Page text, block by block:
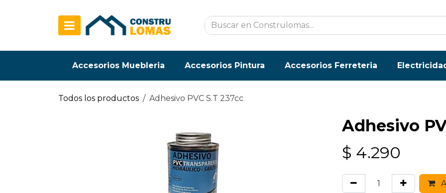
Accesorios Muebleria Accesorios Pintura Accesorios Ferreteria
Todos los productos Adhesivo PVC S.T 237cc
Adhesivo
$ 4.290